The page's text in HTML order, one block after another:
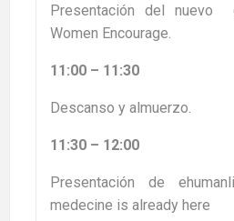
Presentación del nuevo
Women Encourage.
11:00 – 11:30
Descanso y almuerzo.
11:30 – 12:00
Presentación de
medecine is already here